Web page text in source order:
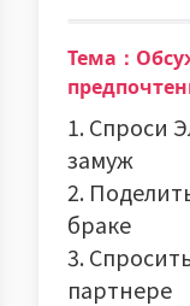
Тема：
1. Спроси
замуж
2.
браке
3.
партнере